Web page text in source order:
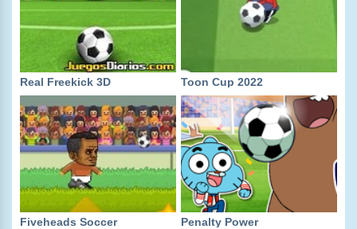
Real Freekick 3D Toon Cup 2022
Fiveheads Soccer Penalty Power